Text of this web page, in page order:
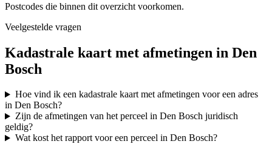
Postcodes die binnen dit overzicht voorkomen.
Veelgestelde vragen
Kadastrale kaart met afmetingen in Den
Bosch
Hoe vind ik een kadastrale kaart met afmetingen voor een adres
in Den Bosch?
Zijn de afmetingen van het perceel in Den Bosch juridisch
geldig?
Wat kost het rapport voor een perceel in Den Bosch?